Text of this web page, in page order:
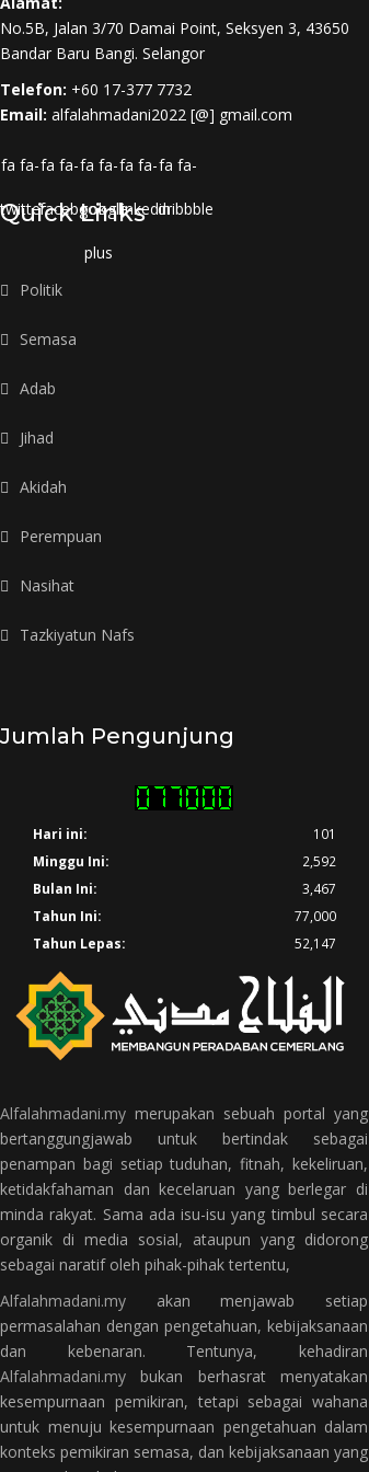
No.5B, Jalan 3/70 Damai Point, Seksyen 3, 43650
Bandar Baru Bangi. Selangor
Telefon: +60 17-377 7732
Email: alfalahmadani2022 [@] gmail.com
fa fa-
twitter
fa fa-
facebook
fa fa-
google-
plus
fa fa-
linkedin
fa fa-
dribbble
Quick Links
Politik
Semasa
Adab
Jihad
Akidah
Perempuan
Nasihat
Tazkiyatun Nafs
Jumlah Pengunjung
Hari ini:
101
Minggu Ini:
2,592
Bulan Ini:
3,467
Tahun Ini:
77,000
Tahun Lepas:
52,147
Alfalahmadani.my merupakan sebuah portal yang
bertanggungjawab untuk bertindak sebagai
penampan bagi setiap tuduhan, fitnah, kekeliruan,
ketidakfahaman dan kecelaruan yang berlegar di
minda rakyat. Sama ada isu-isu yang timbul secara
organik di media sosial, ataupun yang didorong
sebagai naratif oleh pihak-pihak tertentu,
Alfalahmadani.my akan menjawab setiap
permasalahan dengan pengetahuan, kebijaksanaan
dan kebenaran. Tentunya, kehadiran
Alfalahmadani.my bukan berhasrat menyatakan
kesempurnaan pemikiran, tetapi sebagai wahana
untuk menuju kesempurnaan pengetahuan dalam
konteks pemikiran semasa, dan kebijaksanaan yang